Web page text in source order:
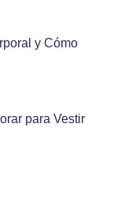
y Cómo
para Vestir